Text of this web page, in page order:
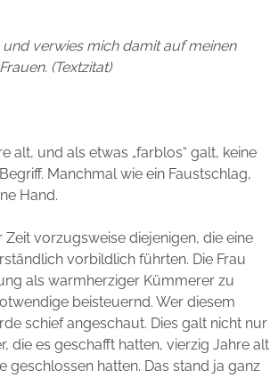
und verwies mich damit auf meinen
(Textzitat)
alt, und als etwas „farblos“ galt, keine
Manchmal wie ein Faustschlag,
Hand.
Zeit vorzugsweise diejenigen, die eine
vorbildlich führten. Die Frau
als warmherziger Kümmerer zu
beisteuernd. Wer diesem
schief angeschaut. Dies galt nicht nur
die es geschafft hatten, vierzig Jahre alt
geschlossen hatten. Das stand ja ganz